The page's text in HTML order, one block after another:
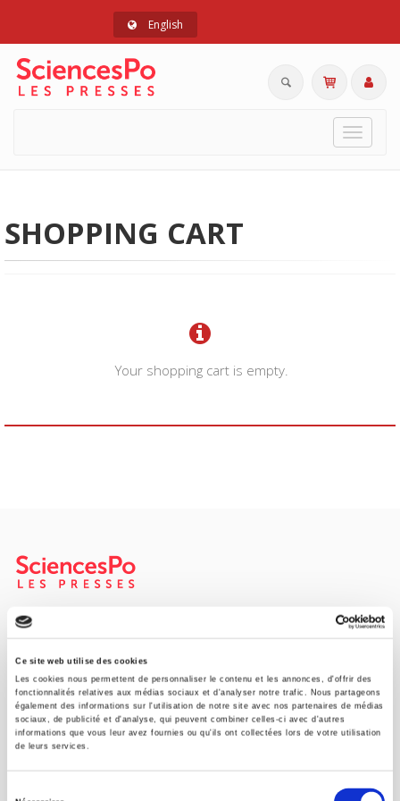
Ce site web utilise des cookies
Les cookies nous permettent de personnaliser le contenu et les annonces, d'offrir des
fonctionnalités relatives aux médias sociaux et d'analyser notre trafic. Nous partageons
également des informations sur l'utilisation de notre site avec nos partenaires de médias
sociaux, de publicité et d'analyse, qui peuvent combiner celles-ci avec d'autres
informations que vous leur avez fournies ou qu'ils ont collectées lors de votre utilisation
de leurs services.
English
Toggle
SHOPPING CART
Your shopping cart is empty.
SCIENCES PO UNIVERSITY PRESS has a threefold role: to publish
original research, to edit reference works for student use, and to
help public and political debate.
CONTACTS
FOREIGN RIGHTS
FOR BOOKSHOPS